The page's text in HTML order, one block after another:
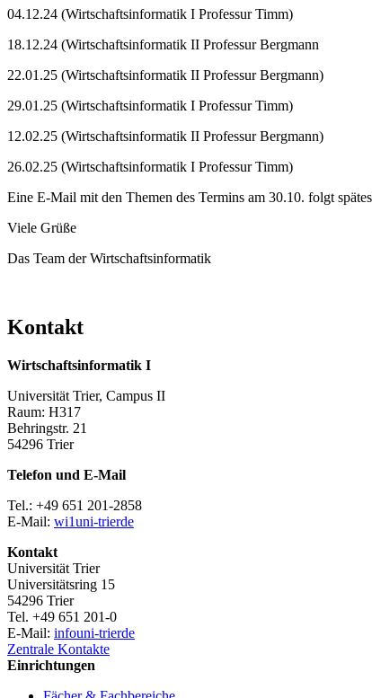
04.12.24 (Wirtschaftsinformatik I Professur Timm)
18.12.24 (Wirtschaftsinformatik II Professur Bergmann
22.01.25 (Wirtschaftsinformatik II Professur Bergmann)
29.01.25 (Wirtschaftsinformatik I Professur Timm)
12.02.25 (Wirtschaftsinformatik II Professur Bergmann)
26.02.25 (Wirtschaftsinformatik I Professur Timm)
Eine E-Mail mit den Themen des Termins am 30.10. folgt
Viele Grüße
Das Team der Wirtschaftsinformatik
Kontakt
Wirtschaftsinformatik I
Universität Trier, Campus II
Raum: H317
Behringstr. 21
54296 Trier
Telefon und E-Mail
Tel.: +49 651 201-2858
E-Mail: wi1uni-trierde
Kontakt
Universität Trier
Universitätsring 15
54296 Trier
Tel. +49 651 201-0
E-Mail: infouni-trierde
Zentrale Kontakte
Einrichtungen